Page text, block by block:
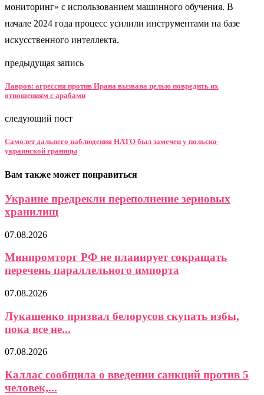
мониторинг» с использованием машинного обучения. В
начале 2024 года процесс усилили инструментами на базе
искусственного интеллекта.
предыдущая запись
Лавров: агрессия против Ирана вызвана целью повредить их
отношениям с арабами
следующий пост
Самолет дальнего наблюдения НАТО был замечен у польско-
украинской границы
Вам также может понравиться
Украине предрекли переполнение зерновых
хранилищ
07.08.2026
Минпромторг РФ не планирует сокращать
перечень параллельного импорта
07.08.2026
Лукашенко призвал белорусов скупать избы,
пока все не...
07.08.2026
Каллас сообщила о введении санкций против 5
человек,...